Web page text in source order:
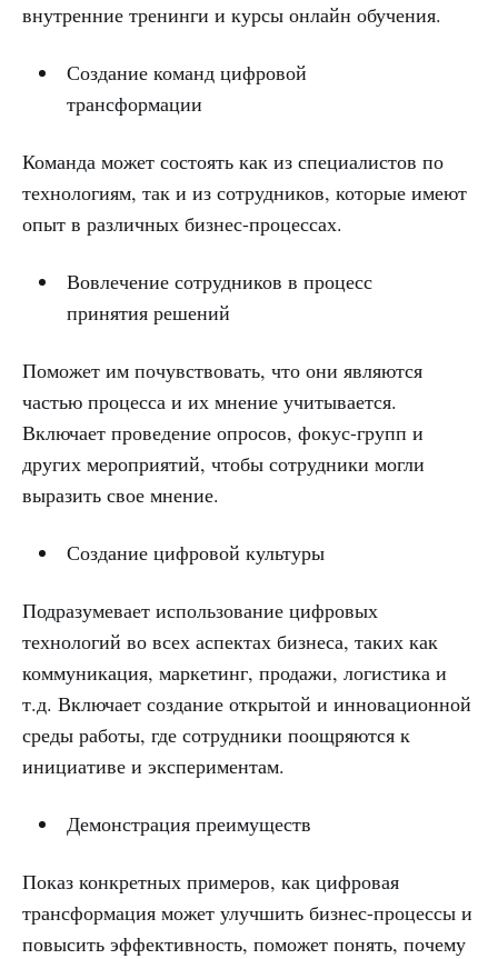
внутренние тренинги и курсы онлайн обучения.
Создание команд цифровой
трансформации
Команда может состоять как из специалистов по
технологиям, так и из сотрудников, которые имеют
опыт в различных бизнес-процессах.
Вовлечение сотрудников в процесс
принятия решений
Поможет им почувствовать, что они являются
частью процесса и их мнение учитывается.
Включает проведение опросов, фокус-групп и
других мероприятий, чтобы сотрудники могли
выразить свое мнение.
Создание цифровой культуры
Подразумевает использование цифровых
технологий во всех аспектах бизнеса, таких как
коммуникация, маркетинг, продажи, логистика и
т.д. Включает создание открытой и инновационной
среды работы, где сотрудники поощряются к
инициативе и экспериментам.
Демонстрация преимуществ
Показ конкретных примеров, как цифровая
трансформация может улучшить бизнес-процессы и
повысить эффективность, поможет понять, почему